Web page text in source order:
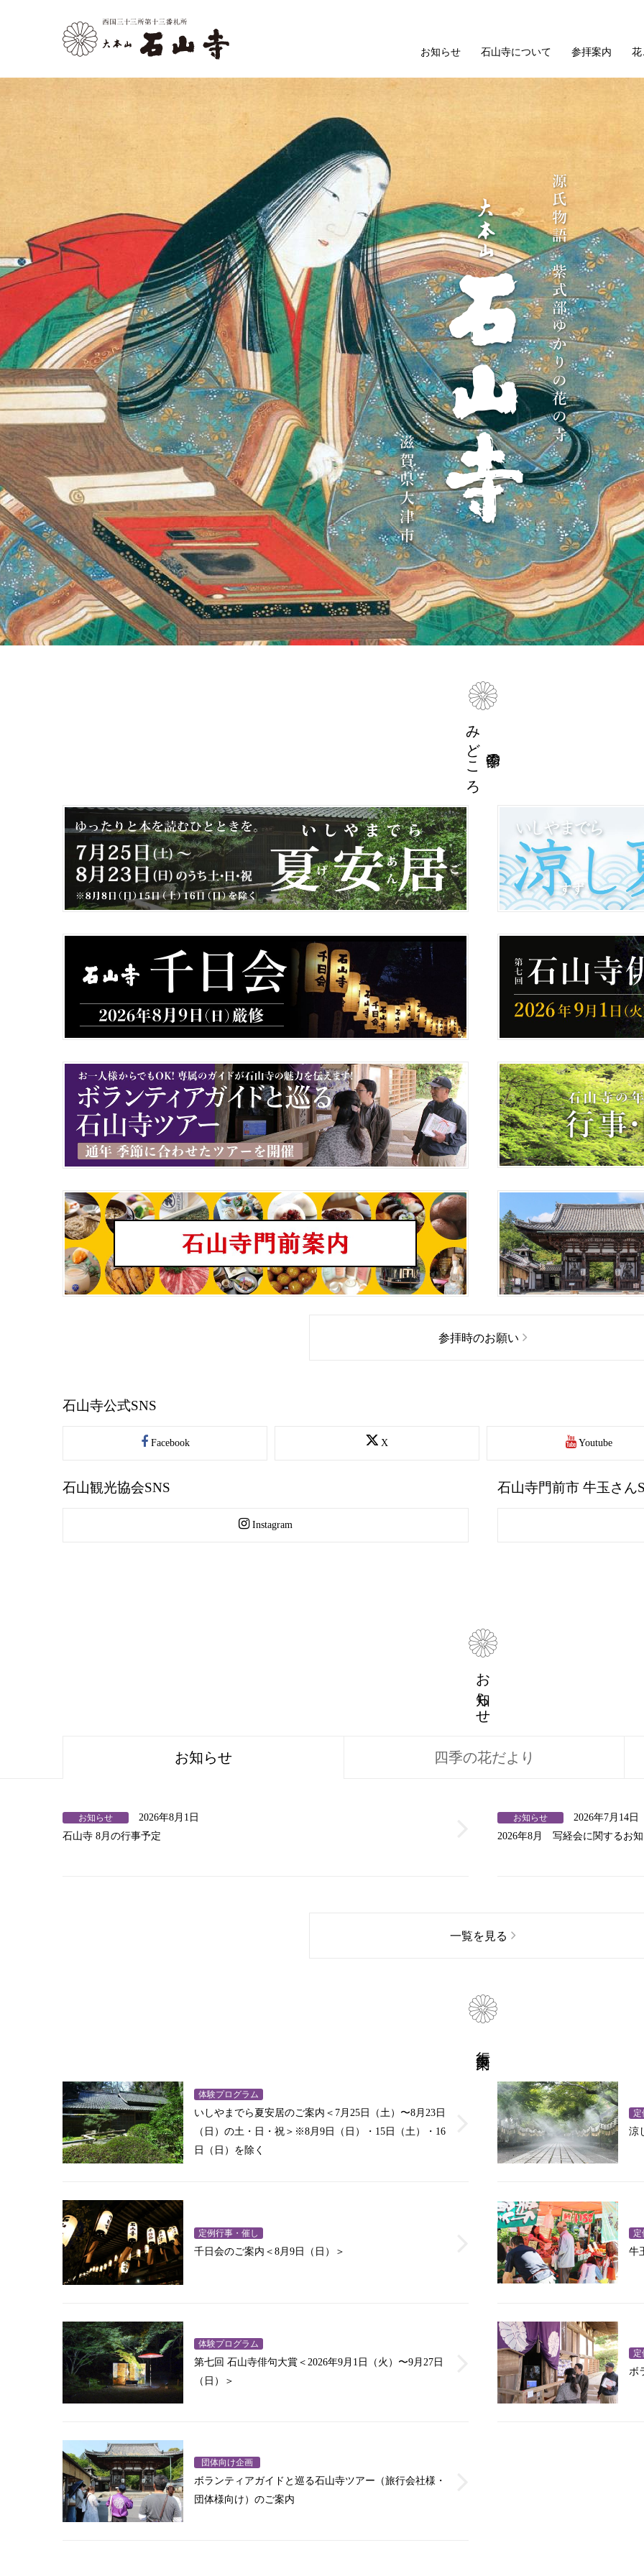
お知らせ 石山寺について 参拝案内 花
季節の
みどころ
参拝時のお願い
石山寺公式SNS
Facebook X Youtube
石山観光協会SNS
Instagram
石山寺門前市 牛玉さん
お知らせ
お知らせ 四季の花だより
お知らせ
2026年8月1日
石山寺 8月の行事予定
お知らせ
2026年7月14日
2026年8月 写経会に関するお
一覧を見る
体験プログラム
いしやまでら夏安居のご案内＜7月25日（土）〜8月23日
（日）の土・日・祝＞※8月9日（日）・15日（土）・16
日（日）を除く
定
涼
定例行事・催し
千日会のご案内＜8月9日（日）＞
定
牛
体験プログラム
第七回 石山寺俳句大賞＜2026年9月1日（火）〜9月27日
（日）＞
定
ボ
団体向け企画
ボランティアガイドと巡る石山寺ツアー（旅行会社様・
団体様向け）のご案内